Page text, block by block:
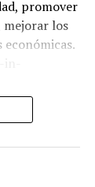
promover
mejorar los